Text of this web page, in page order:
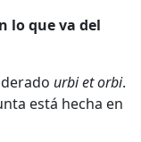
lo que va del
urbi et orbi.
está hecha en